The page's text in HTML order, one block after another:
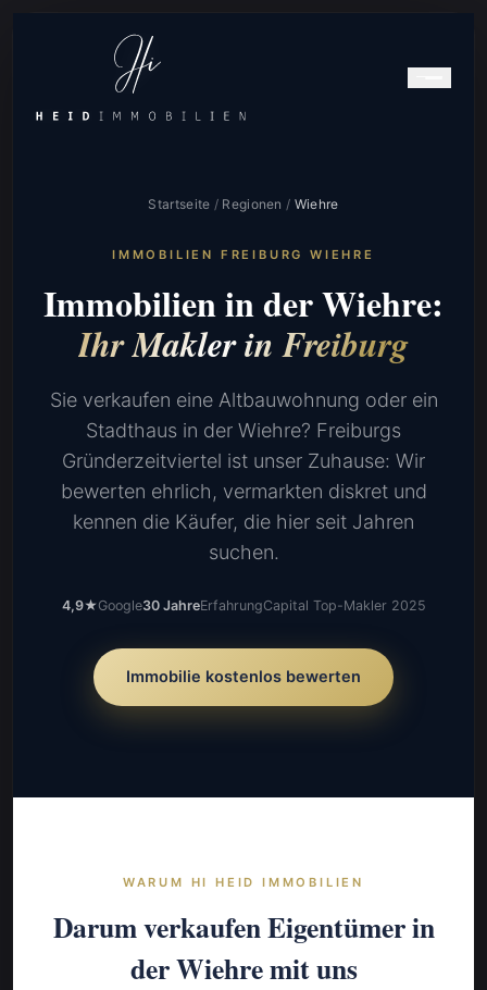
Startseite / Regionen / Wiehre
IMMOBILIEN FREIBURG WIEHRE
Immobilien in der Wiehre:
Ihr Makler in Freiburg
Sie verkaufen eine Altbauwohnung oder ein
Stadthaus in der Wiehre? Freiburgs
Gründerzeitviertel ist unser Zuhause: Wir
bewerten ehrlich, vermarkten diskret und
kennen die Käufer, die hier seit Jahren
suchen.
4,9★Google30 JahreErfahrungCapital Top-Makler 2025
Immobilie kostenlos bewerten
WARUM HI HEID IMMOBILIEN
Darum verkaufen Eigentümer in
der Wiehre mit uns